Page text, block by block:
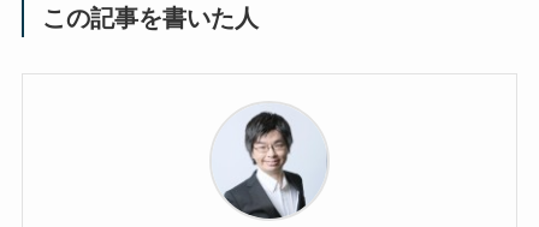
この記事を書いた人